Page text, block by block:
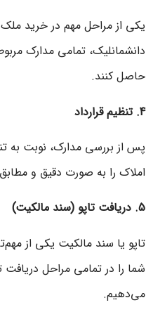
یکی از مراحل مهم در خرید
دانشمانلیک، تمامی مدارک
حاصل کنند.
4. تنظیم قرارداد
پس از بررسی مدارک، نوبت به
املاک را به صورت دقیق و
5. دریافت تاپو (سند مالکیت)
تاپو یا سند مالکیت یکی از
شما را در تمامی مراحل
می‌دهیم.